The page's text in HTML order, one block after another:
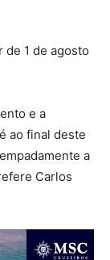
de 1 de agosto
e a
ao final deste
a
Carlos